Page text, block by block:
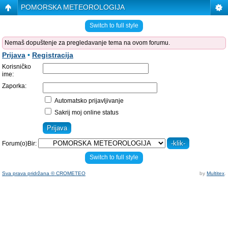
POMORSKA METEOROLOGIJA
Switch to full style
Nemaš dopuštenje za pregledavanje tema na ovom forumu.
Prijava • Registracija
Korisničko
ime:
Zaporka:
Automatsko prijavljivanje
Sakrij moj online status
Forum(o)Bir:
Switch to full style
Sva prava pridržana © CROMETEO by Multitex